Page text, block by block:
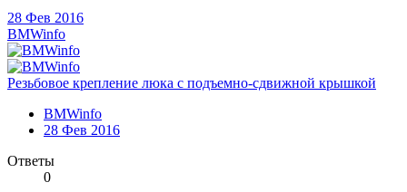
28 Фев 2016
BMWinfo
Резьбовое крепление люка с подъемно-сдвижной крышкой
BMWinfo
28 Фев 2016
Ответы
0